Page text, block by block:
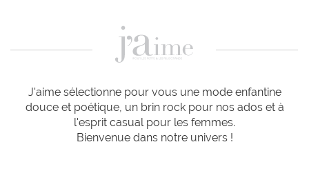
J'aime sélectionne pour vous une mode enfantine
douce et poétique, un brin rock pour nos ados et à
l'esprit casual pour les femmes.
Bienvenue dans notre univers !